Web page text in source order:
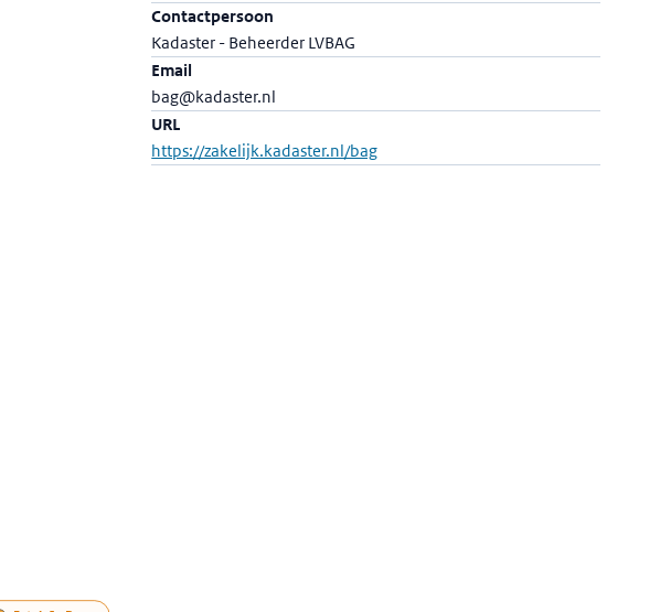
Contactpersoon
Kadaster - Beheerder LVBAG
Email
bag@kadaster.nl
URL
https://zakelijk.kadaster.nl/bag